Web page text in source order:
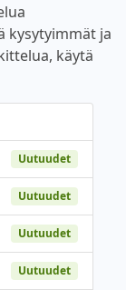
kysytyimmät ja
käytä
Uutuudet
Uutuudet
Uutuudet
Uutuudet